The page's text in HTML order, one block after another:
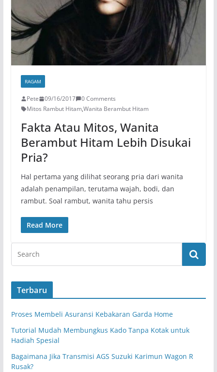
RAGAM
Pete 09/16/2017
0 Comments
Mitos Rambut Hitam,Wanita Berambut Hitam
Fakta Atau Mitos, Wanita
Berambut Hitam Lebih Disukai
Pria?
Hal pertama yang dilihat seorang pria dari wanita
adalah penampilan, terutama wajah, bodi, dan
rambut. Soal rambut, wanita tahu persis
Read More
Terbaru
Proses Membeli Asuransi Kebakaran Garda Home
Tutorial Mudah Membungkus Kado Tanpa Kotak untuk
Hadiah Spesial
Bagaimana Jika Transmisi AGS Suzuki Karimun Wagon R
Rusak?